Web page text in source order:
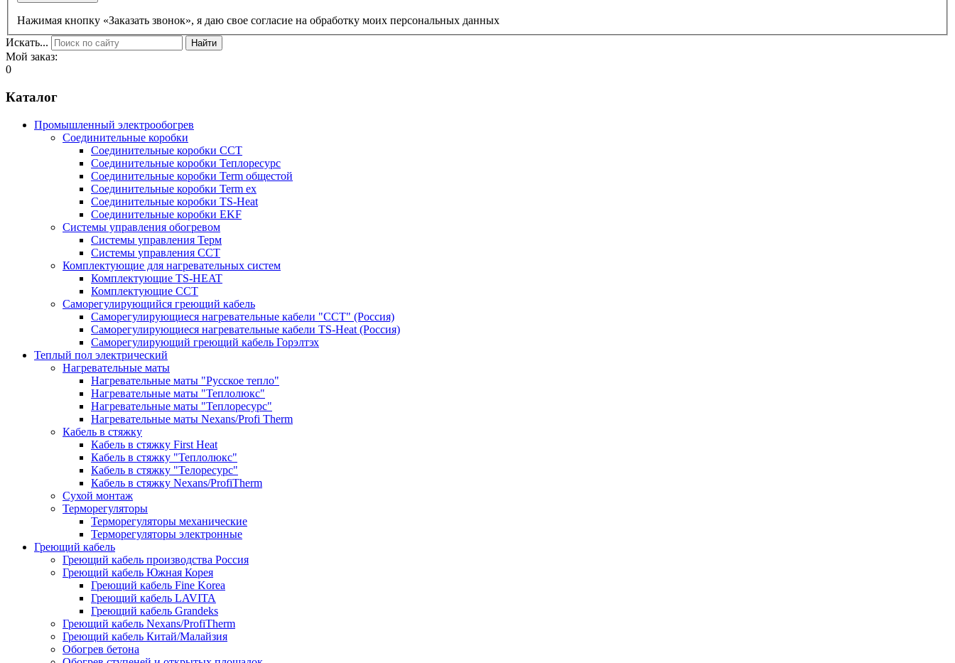
Нажимая кнопку «Заказать звонок», я даю свое согласие на обработку моих персональных данных
Искать...
Найти
Мой заказ:
0
Каталог
Промышленный электрообогрев
Соединительные коробки
Соединительные коробки ССТ
Соединительные коробки Теплоресурс
Соединительные коробки Term общестой
Соединительные коробки Term ex
Соединительные коробки TS-Heat
Соединительные коробки EKF
Системы управления обогревом
Системы управления Терм
Системы управления ССТ
Комплектующие для нагревательных систем
Комплектующие TS-HEAT
Комплектующие ССТ
Саморегулирующийся греющий кабель
Саморегулирующиеся нагревательные кабели "ССТ" (Россия)
Саморегулирующиеся нагревательные кабели TS-Heat (Россия)
Саморегулирующий греющий кабель Горэлтэх
Теплый пол электрический
Нагревательные маты
Нагревательные маты "Русское тепло"
Нагревательные маты "Теплолюкс"
Нагревательные маты "Теплоресурс"
Нагревательные маты Nexans/Profi Therm
Кабель в стяжку
Кабель в стяжку First Heat
Кабель в стяжку "Теплолюкс"
Кабель в стяжку "Телоресурс"
Кабель в стяжку Nexans/ProfiTherm
Сухой монтаж
Терморегуляторы
Терморегуляторы механические
Терморегуляторы электронные
Греющий кабель
Греющий кабель производства Россия
Греющий кабель Южная Корея
Греющий кабель Fine Korea
Греющий кабель LAVITA
Греющий кабель Grandeks
Греющий кабель Nexans/ProfiTherm
Греющий кабель Китай/Малайзия
Обогрев бетона